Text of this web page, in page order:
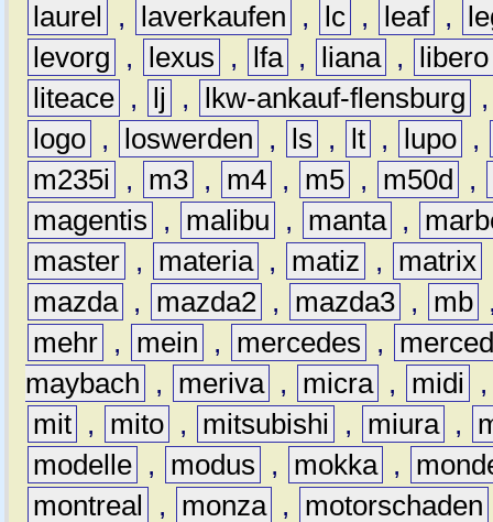
laurel
, laverkaufen , lc , leaf ,
levorg
, lexus , lfa , liana ,
libero
liteace , lj , lkw-ankauf-flensburg
logo , loswerden , ls , lt , lupo ,
m235i
, m3 , m4 , m5 , m50d ,
magentis
, malibu , manta ,
master , materia , matiz , matrix
mazda , mazda2 , mazda3 , mb
mehr , mein , mercedes ,
maybach
, meriva , micra , midi
mit , mito , mitsubishi , miura ,
modelle , modus , mokka ,
montreal
, monza , motorschaden